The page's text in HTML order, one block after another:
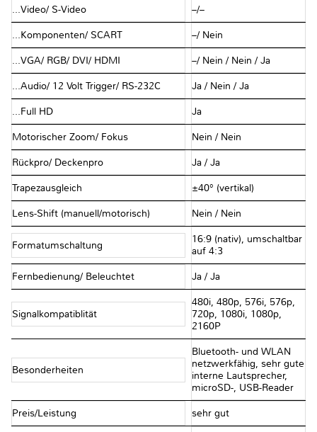
...Video/ S-Video –/–
...Komponenten/ SCART –/ Nein
...VGA/ RGB/ DVI/ HDMI –/ Nein / Nein / Ja
...Audio/ 12 Volt Trigger/ RS-232C Ja / Nein / Ja
...Full HD Ja
Motorischer Zoom/ Fokus Nein / Nein
Rückpro/ Deckenpro Ja / Ja
Trapezausgleich ±40° (vertikal)
Lens-Shift (manuell/motorisch) Nein / Nein
Formatumschaltung
16:9 (nativ), umschaltbar
auf 4:3
Fernbedienung/ Beleuchtet Ja / Ja
Signalkompatiblität
480i, 480p, 576i, 576p,
720p, 1080i, 1080p,
2160P‎
Besonderheiten
Bluetooth- und WLAN
netzwerkfähig, sehr gute
interne Lautsprecher,
microSD-, USB-Reader
Preis/Leistung sehr gut